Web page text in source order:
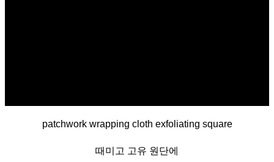
patchwork wrapping cloth exfoliating square
때미고 고유 원단에